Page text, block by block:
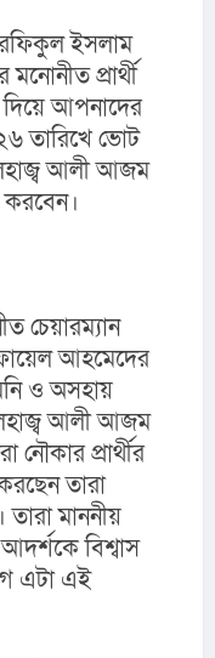
ইসলাম
প্রার্থী
দিয়ে আপনাদের
তারিখে ভোট
আলী আজম
চেয়ারম্যান
আহমেদের
ও অসহায়
আলী আজম
নৌকার প্রার্থীর
তারা
তারা মাননীয়
আদর্শকে বিশ্বাস
এটা এই